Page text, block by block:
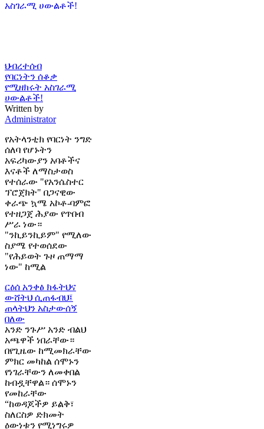
ህብረተሰብ
የባርነትን ሰቆቃ
የሚዘክሩት አስገራሚ
ሀውልቶች!
Written by
Administrator
የአትላንቲክ የባርነት ንግድ
ሰለባ የሆኑትን
አፍሪካውያን አባቶችና
እናቶች ለማስታወስ
የተሰራው "የአንሴስተር
ፕሮጀክት" በጋናዊው
ቀራጭ ኳሜ አኮቶ-ባምፎ
የተዘጋጀ ሕያው የጥበብ
ሥራ ነው።
"ንኪይንኪይም" የሚለው
ስያሜ የተወሰደው
"የሕይወት ጉዞ ጠማማ
ነው" ከሚል
ርዕሰ አንቀፅ ክፋትህና
ውሸትህ ሲጠፋብህ፤
ጠላትህን አስታውሰኝ
በለው
አንድ ንጉሥ አንድ ብልህ
አጫዋች ነበራቸው።
በየጊዜው ከሚመክራቸው
ምክር መካከል ሰሞኑን
የነገራቸውን ለመቀበል
ከብዷቸዋል። ሰሞኑን
የመከራቸው
“ከወዳጆችዎ ይልቅ፣
ስለርስዎ ድክመት
ዕውነቱን የሚነግሩዎ